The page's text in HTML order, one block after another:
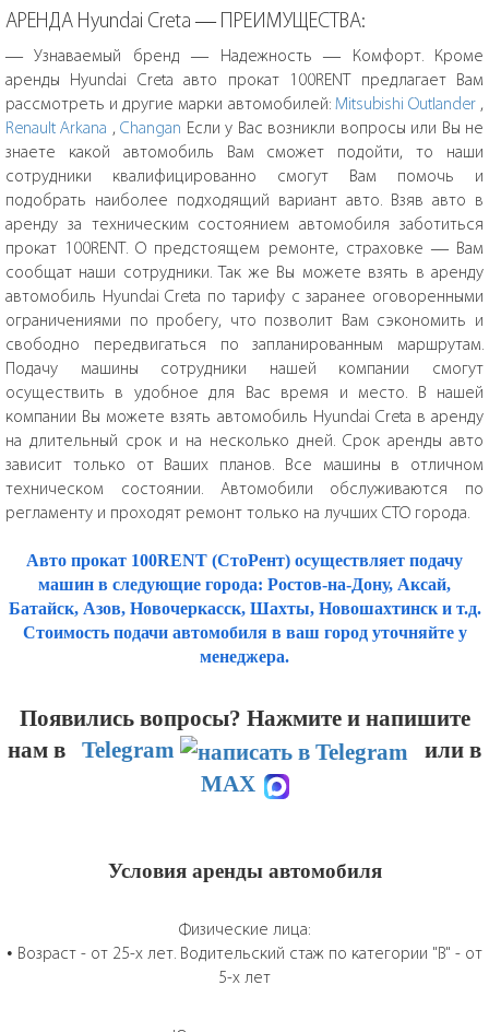
АРЕНДА Hyundai Creta — ПРЕИМУЩЕСТВА:
— Узнаваемый бренд — Надежность — Комфорт. Кроме
аренды Hyundai Creta авто прокат 100RENT предлагает Вам
рассмотреть и другие марки автомобилей: Mitsubishi Outlander,
Renault Arkana ,Changan Если у Вас возникли вопросы или Вы не
знаете какой автомобиль Вам сможет подойти, то наши
сотрудники квалифицированно смогут Вам помочь и
подобрать наиболее подходящий вариант авто. Взяв авто в
аренду за техническим состоянием автомобиля заботиться
прокат 100RENT. О предстоящем ремонте, страховке — Вам
сообщат наши сотрудники. Так же Вы можете взять в аренду
автомобиль Hyundai Creta по тарифу с заранее оговоренными
ограничениями по пробегу, что позволит Вам сэкономить и
свободно передвигаться по запланированным маршрутам.
Подачу машины сотрудники нашей компании смогут
осуществить в удобное для Вас время и место. В нашей
компании Вы можете взять автомобиль Hyundai Creta в аренду
на длительный срок и на несколько дней. Срок аренды авто
зависит только от Ваших планов. Все машины в отличном
техническом состоянии. Автомобили обслуживаются по
регламенту и проходят ремонт только на лучших СТО города.
Авто прокат 100RENT (СтоРент) осуществляет подачу
машин в следующие города: Ростов-на-Дону, Аксай,
Батайск, Азов, Новочеркасск, Шахты, Новошахтинск и т.д.
Стоимость подачи автомобиля в ваш город уточняйте у
менеджера.
Появились вопросы? Нажмите и напишите
нам в Telegram
или в
MAX
Условия аренды автомобиля
Физические лица:
• Возраст - от 25-х лет. Водительский стаж по категории "B" - от
5-х лет